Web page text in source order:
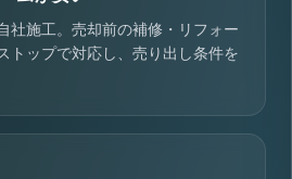
社施工。売却前の補修・リフォー
トップで対応し、売り出し条件を